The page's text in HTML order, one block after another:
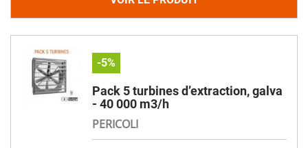
-5%
Pack 5 turbines d’extraction, galva
- 40 000 m3/h
PERICOLI